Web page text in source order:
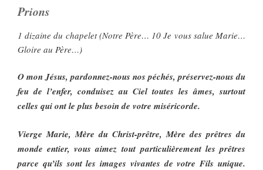
Prions
1 dizaine du chapelet (Notre Père… 10 Je vous salue Marie…
Gloire au Père…)
O mon Jésus, pardonnez-nous nos péchés, préservez-nous du
feu de l’enfer, conduisez au Ciel toutes les âmes, surtout
celles qui ont le plus besoin de votre miséricorde.
Vierge Marie, Mère du Christ-prêtre, Mère des prêtres du
monde entier, vous aimez tout particulièrement les prêtres
parce qu’ils sont les images vivantes de votre Fils unique.